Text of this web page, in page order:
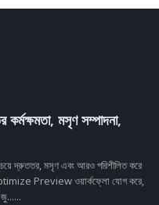
মসৃণ সম্পাদনা,
দ্রুততর, মসৃণ এবং আরও পরিশীলিত করে
Preview ওয়ার্কফ্লো যোগ করে,
জু......